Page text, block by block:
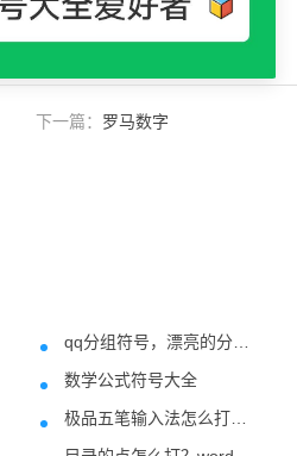
下一篇： 罗马数字
qq分组符号，漂亮的分组总适合您
数学公式符号大全
极品五笔输入法怎么打特殊符号？